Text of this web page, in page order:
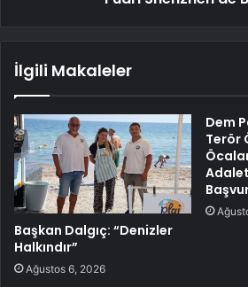
İlgili Makaleler
Başkan Dalgıç: “Denizler
Halkındır”
Ağustos 6, 2026
Dem
Terör
Adalet